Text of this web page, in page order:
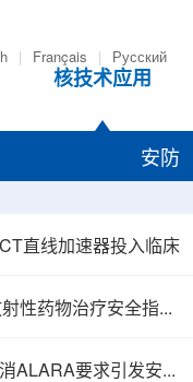
Français Русский
核技术应用
安防
直线加速器投入临床
美国UAB初创公司LifeNuclear推出放射性药物治疗安全指导平台TheraGuide
美国核管会拟调整辐射防护规则，取消ALARA要求引发安全争议